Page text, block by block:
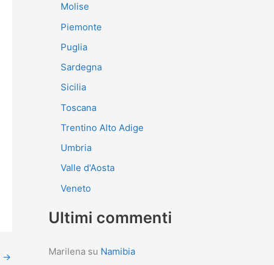
→
Molise
Piemonte
Puglia
Sardegna
Sicilia
Toscana
Trentino Alto Adige
Umbria
Valle d'Aosta
Veneto
Ultimi commenti
Marilena su Namibia